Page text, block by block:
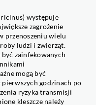
występuje
zagrożenie
przenoszeniu wielu
ludzi i zwierząt.
być zainfekowanych
mogą być
godzinach po
ryzyka transmisji
kleszcze należy